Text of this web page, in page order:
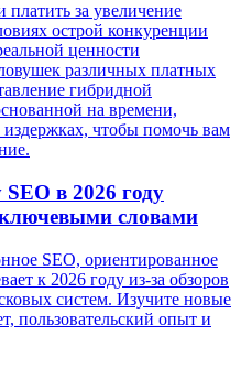
за увеличение
острой конкуренции
ценности
различных платных
гибридной
на времени,
издержках, чтобы помочь вам
в 2026 году
словами
SEO, ориентированное
к 2026 году из-за обзоров
систем. Изучите новые
пользовательский опыт и